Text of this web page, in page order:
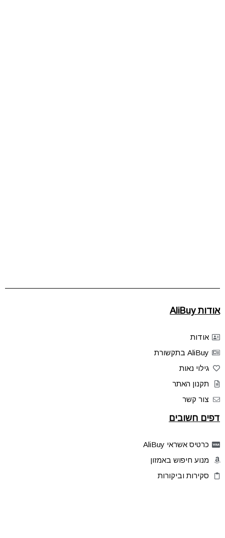
אודות AliBuy
אודות
AliBuy בתקשורת
גילוי נאות
תקנון האתר
צור קשר
דפים חשובים
כרטיס אשראי AliBuy
מנוע חיפוש באמזון
סקירות וביקורות